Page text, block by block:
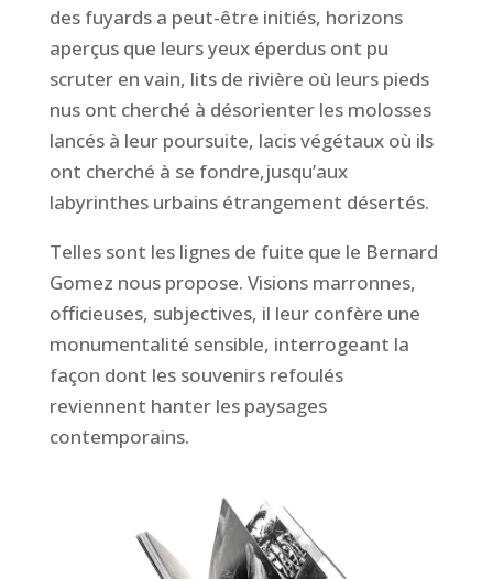
des fuyards a peut-être initiés, horizons
aperçus que leurs yeux éperdus ont pu
scruter en vain, lits de rivière où leurs pieds
nus ont cherché à désorienter les molosses
lancés à leur poursuite, lacis végétaux où ils
ont cherché à se fondre,jusqu’aux
labyrinthes urbains étrangement désertés.
Telles sont les lignes de fuite que le Bernard
Gomez nous propose. Visions marronnes,
officieuses, subjectives, il leur confère une
monumentalité sensible, interrogeant la
façon dont les souvenirs refoulés
reviennent hanter les paysages
contemporains.